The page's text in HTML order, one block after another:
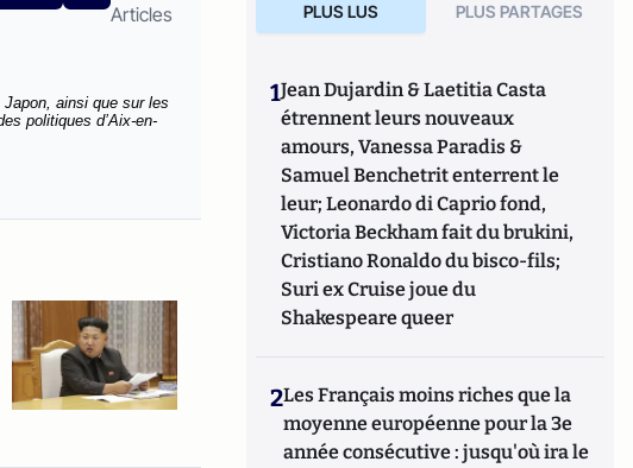
Articles
ainsi que sur les
politiques d’Aix-en-
PLUS LUS PLUS PARTAGES
1Jean Dujardin & Laetitia Casta
étrennent leurs nouveaux
amours, Vanessa Paradis &
Samuel Benchetrit enterrent le
leur; Leonardo di Caprio fond,
Victoria Beckham fait du brukini,
Cristiano Ronaldo du bisco-fils;
Suri ex Cruise joue du
Shakespeare queer
2Les Français moins riches que la
moyenne européenne pour la 3e
année consécutive : jusqu'où ira le